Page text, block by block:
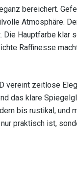
bereichert.
Atmosphäre.
Hauptfarbe klar
Raffinesse
vereint zeitlose
das klare
bis rustikal, und
praktisch ist,